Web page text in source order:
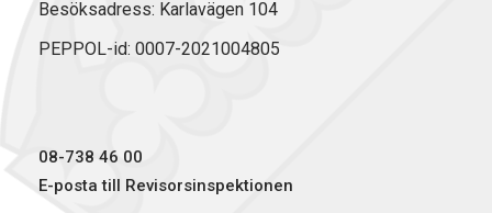
Besöksadress: Karlavägen 104
PEPPOL-id: 0007-2021004805
08-738 46 00
E-posta till Revisorsinspektionen